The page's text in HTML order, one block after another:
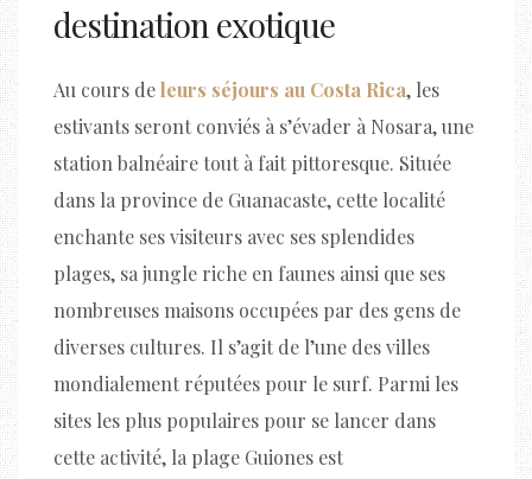
destination exotique
Au cours deleurs séjours au Costa Rica, les
estivants seront conviés à s’évader à Nosara, une
station balnéaire tout à fait pittoresque. Située
dans la province de Guanacaste, cette localité
enchante ses visiteurs avec ses splendides
plages, sa jungle riche en faunes ainsi que ses
nombreuses maisons occupées par des gens de
diverses cultures. Il s’agit de l’une des villes
mondialement réputées pour le surf. Parmi les
sites les plus populaires pour se lancer dans
cette activité, la plage Guiones est